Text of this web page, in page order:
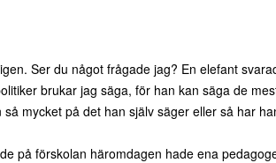
Ser du något frågade jag? En elefant
brukar jag säga, för han kan säga de
mycket på det han själv säger eller så har
på förskolan häromdagen hade ena